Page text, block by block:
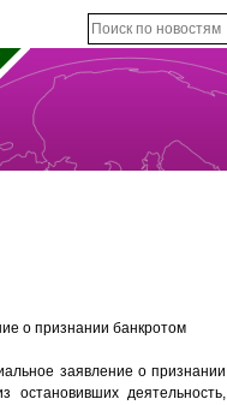
о признании банкротом
заявление о признании
деятельность,